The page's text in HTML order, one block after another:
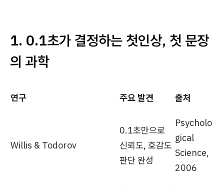
1. 0.1초가 결정하는 첫인상, 첫 문장
의 과학
연구 주요 발견 출처
Willis & Todorov
0.1초만으로
신뢰도, 호감도
판단 완성
Psycholo
gical
Science,
2006